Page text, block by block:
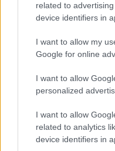
related to
device identifiers in
I want to allow my
Google for online
I want to allow
personalized
I want to allow
related to analytics
device identifiers in